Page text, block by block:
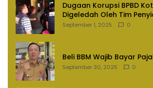
Dugaan Korupsi BPBD
Digeledah Oleh Tim
Lampung Utara
September 1, 2025 0
Beli BBM Wajib Bayar
September 30, 2025 0